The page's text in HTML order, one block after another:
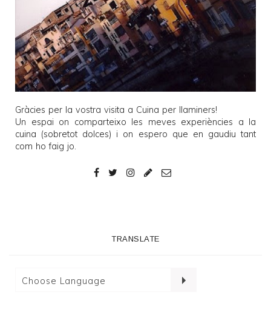
Gràcies per la vostra visita a Cuina per llaminers!
Un espai on comparteixo les meves experiències a la
cuina (sobretot dolces) i on espero que en gaudiu tant
com ho faig jo.
TRANSLATE